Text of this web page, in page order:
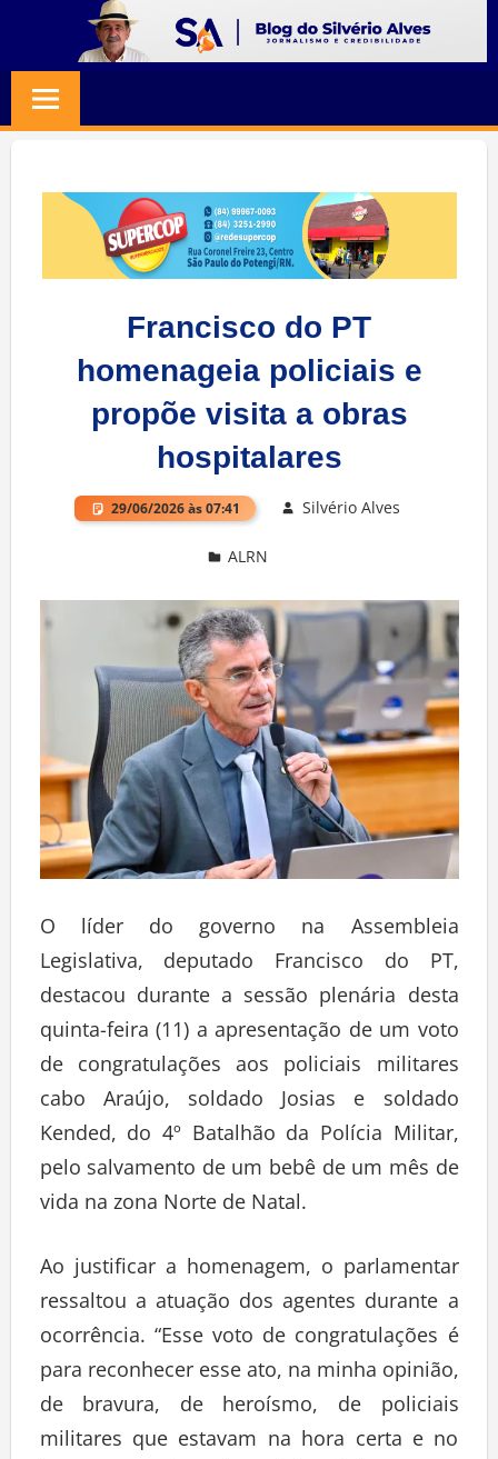
content
SILVERIO
ALVES
Jornalismo
Credibilidade
Francisco do PT
homenageia policiais e
propõe visita a obras
hospitalares
29/06/2026 às 07:41 Silvério Alves
ALRN
O líder do governo na Assembleia
Legislativa, deputado Francisco do PT,
destacou durante a sessão plenária desta
quinta-feira (11) a apresentação de um voto
de congratulações aos policiais militares
cabo Araújo, soldado Josias e soldado
Kended, do 4º Batalhão da Polícia Militar,
pelo salvamento de um bebê de um mês de
vida na zona Norte de Natal.
Ao justificar a homenagem, o parlamentar
ressaltou a atuação dos agentes durante a
ocorrência. “Esse voto de congratulações é
para reconhecer esse ato, na minha opinião,
de bravura, de heroísmo, de policiais
militares que estavam na hora certa e no